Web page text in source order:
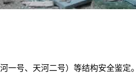
一号、天河二号）等结构安全鉴定